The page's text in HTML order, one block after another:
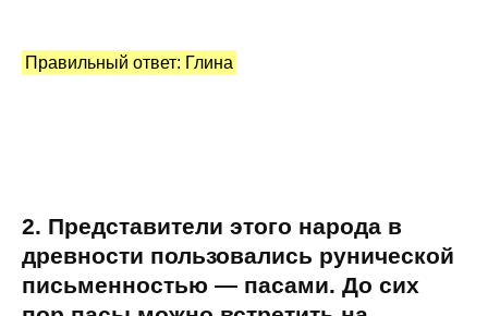
Правильный ответ: Глина
2. Представители этого народа в
древности пользовались рунической
письменностью — пасами. До сих